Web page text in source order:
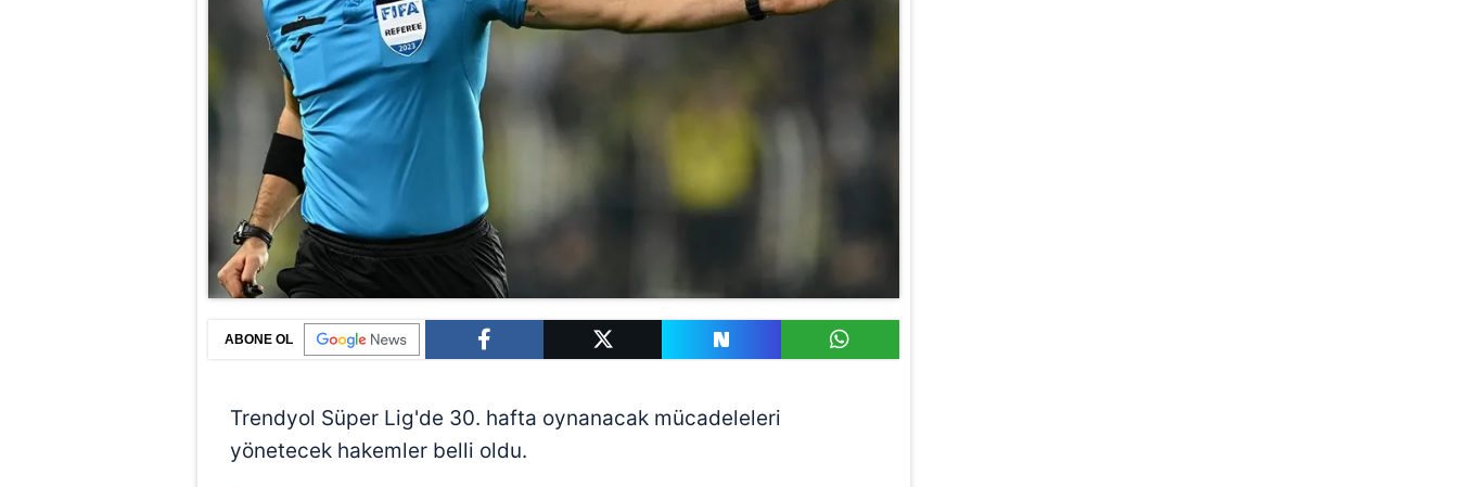
ABONE OL
Trendyol Süper Lig'de 30. hafta oynanacak mücadeleleri
yönetecek hakemler belli oldu.